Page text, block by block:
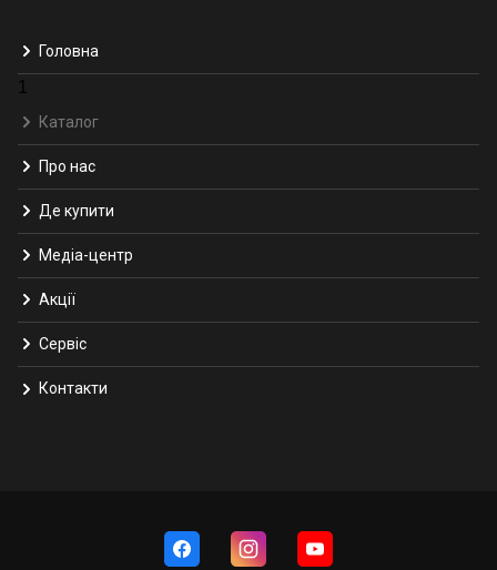
Головна
1
Каталог
Про нас
Де купити
Медіа-центр
Акції
Сервіс
Контакти